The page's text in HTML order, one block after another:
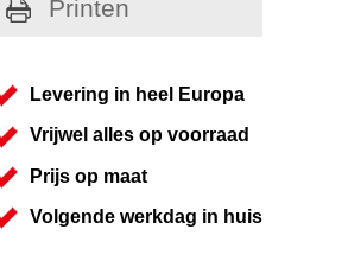
Printen
Levering in heel Europa
Vrijwel alles op voorraad
Prijs op maat
Volgende werkdag in huis